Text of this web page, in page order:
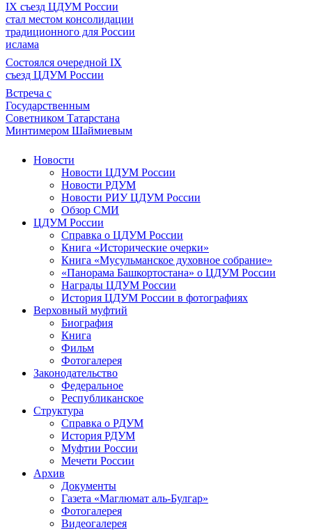
IX съезд ЦДУМ России
стал местом консолидации
традиционного для России
ислама
Состоялся очередной IX
съезд ЦДУМ России
Встреча с
Государственным
Советником Татарстана
Минтимером Шаймиевым
Новости
Новости ЦДУМ России
Новости РДУМ
Новости РИУ ЦДУМ России
Обзор СМИ
ЦДУМ России
Справка о ЦДУМ России
Книга «Исторические очерки»
Книга «Мусульманское духовное собрание»
«Панорама Башкортостана» о ЦДУМ России
Награды ЦДУМ России
История ЦДУМ России в фотографиях
Верховный муфтий
Биография
Книга
Фильм
Фотогалерея
Законодательство
Федеральное
Республиканское
Структура
Справка о РДУМ
История РДУМ
Муфтии России
Мечети России
Архив
Документы
Газета «Маглюмат аль-Булгар»
Фотогалерея
Видеогалерея